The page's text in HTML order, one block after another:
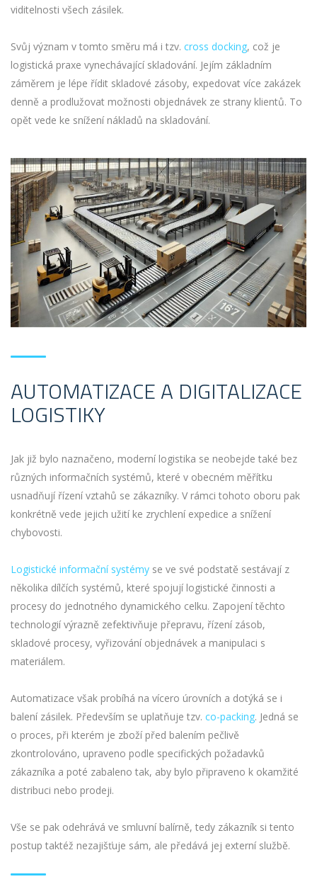
viditelnosti všech zásilek.
Svůj význam v tomto směru má i tzv. cross docking, což je
logistická praxe vynechávající skladování. Jejím základním
záměrem je lépe řídit skladové zásoby, expedovat více zakázek
denně a prodlužovat možnosti objednávek ze strany klientů. To
opět vede ke snížení nákladů na skladování.
AUTOMATIZACE A DIGITALIZACE
LOGISTIKY
Jak již bylo naznačeno, moderní logistika se neobejde také bez
různých informačních systémů, které v obecném měřítku
usnadňují řízení vztahů se zákazníky. V rámci tohoto oboru pak
konkrétně vede jejich užití ke zrychlení expedice a snížení
chybovosti.
Logistické informační systémy se ve své podstatě sestávají z
několika dílčích systémů, které spojují logistické činnosti a
procesy do jednotného dynamického celku. Zapojení těchto
technologií výrazně zefektivňuje přepravu, řízení zásob,
skladové procesy, vyřizování objednávek a manipulaci s
materiálem.
Automatizace však probíhá na vícero úrovních a dotýká se i
balení zásilek. Především se uplatňuje tzv. co-packing. Jedná se
o proces, při kterém je zboží před balením pečlivě
zkontrolováno, upraveno podle specifických požadavků
zákazníka a poté zabaleno tak, aby bylo připraveno k okamžité
distribuci nebo prodeji.
Vše se pak odehrává ve smluvní balírně, tedy zákazník si tento
postup taktéž nezajišťuje sám, ale předává jej externí službě.